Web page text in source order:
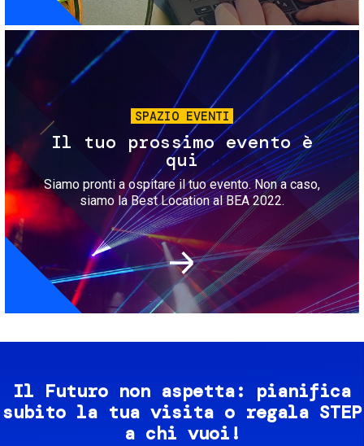
Immagine
SPAZIO EVENTI
Il tuo prossimo evento è
qui
Siamo pronti a ospitare il tuo evento. Non a caso,
siamo la Best Location al BEA 2022.
Il Futuro non aspetta: pianifica
subito la tua visita o regala STEP
a chi vuoi!